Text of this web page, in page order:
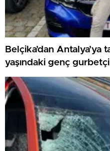
Belçika’dan Antalya’ya
yaşındaki genç
hayatını kaybetti